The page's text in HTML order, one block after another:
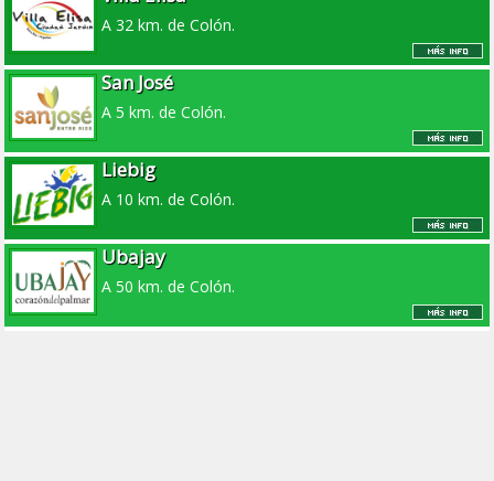
A 32 km. de Colón.
San José
A 5 km. de Colón.
Liebig
A 10 km. de Colón.
Ubajay
A 50 km. de Colón.